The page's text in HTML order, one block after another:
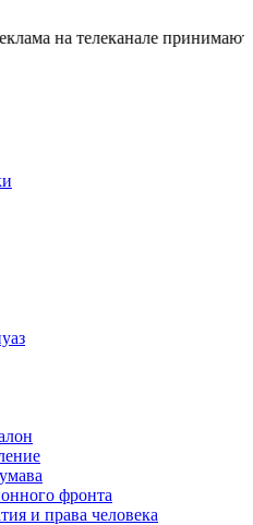
на телеканале
фронта
и права человека